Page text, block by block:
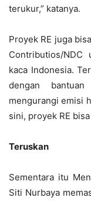
terukur,” katanya.
Proyek RE juga
Contributios/
kaca Indonesia.
dengan
mengurangi emisi
sini, proyek RE
Teruskan
Sementara itu
Siti Nurbaya